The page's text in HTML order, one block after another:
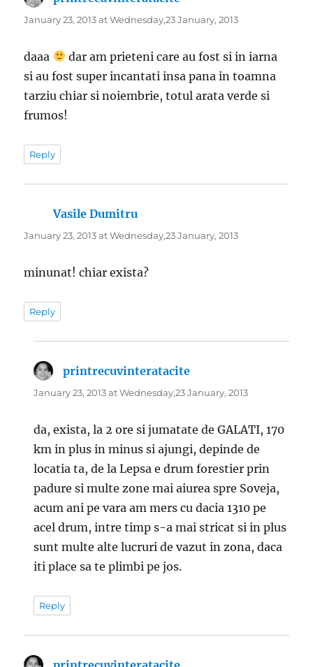
January 23, 2013 at Wednesday,23 January, 2013
daaa
dar am prieteni care au fost si in iarna
si au fost super incantati insa pana in toamna
tarziu chiar si noiembrie, totul arata verde si
frumos!
Reply
Vasile Dumitru
January 23, 2013 at Wednesday,23 January, 2013
minunat! chiar exista?
Reply
printrecuvinteratacite
January 23, 2013 at Wednesday,23 January, 2013
da, exista, la 2 ore si jumatate de GALATI, 170
km in plus in minus si ajungi, depinde de
locatia ta, de la Lepsa e drum forestier prin
padure si multe zone mai aiurea spre Soveja,
acum ani pe vara am mers cu dacia 1310 pe
acel drum, intre timp s-a mai stricat si in plus
sunt multe alte lucruri de vazut in zona, daca
iti place sa te plimbi pe jos.
Reply